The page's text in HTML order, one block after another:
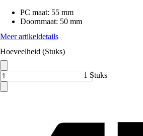
PC maat: 55 mm
Doornmaat: 50 mm
Meer artikeldetails
Hoeveelheid (Stuks)
1 Stuks